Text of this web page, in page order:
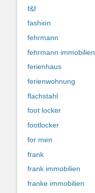
f&f
fashion
fehrmann
fehrmann immobilien
ferienhaus
ferienwohnung
flachstahl
foot locker
footlocker
for men
frank
frank immobilien
franke immobilien